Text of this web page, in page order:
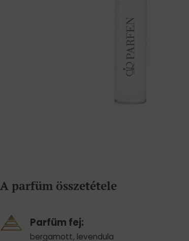
A parfüm összetétele
Parfüm fej:
bergamott, levendula